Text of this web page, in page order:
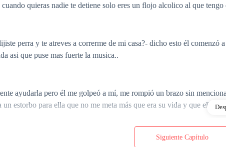
cuando quieras nadie te detiene solo eres un flojo alcolico al que tengo
perra y te atreves a correrme de mi casa?- dicho esto él
asi que puse mas fuerte la musica..
ayudarla pero él me golpeó a mí, me rompió un brazo sin
un estorbo para ella que no me meta más que era su vida y que ella
tiempo paso pero todo estaba en completo silencio, le baje a la
Siguiente Capítulo